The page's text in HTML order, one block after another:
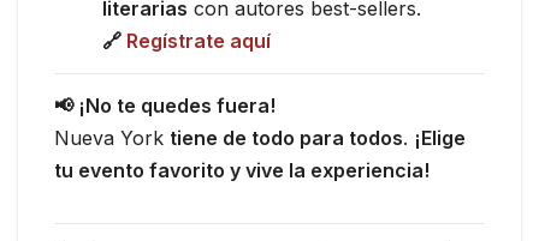
literarias con autores best-sellers.
🔗 Regístrate aquí
📢 ¡No te quedes fuera!
Nueva York tiene de todo para todos. ¡Elige
tu evento favorito y vive la experiencia!